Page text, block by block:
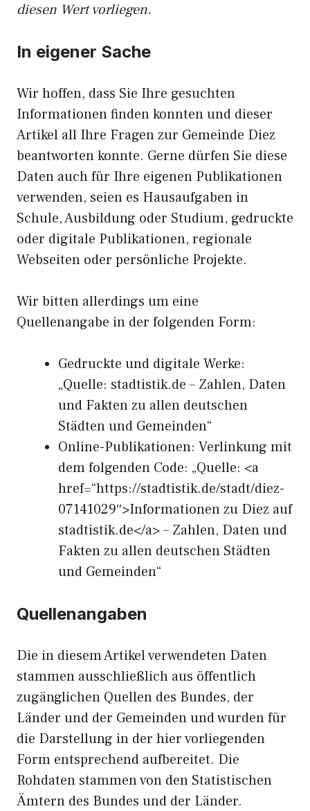
diesen Wert vorliegen.
In eigener Sache
Wir hoffen, dass Sie Ihre gesuchten
Informationen finden konnten und dieser
Artikel all Ihre Fragen zur Gemeinde Diez
beantworten konnte. Gerne dürfen Sie diese
Daten auch für Ihre eigenen Publikationen
verwenden, seien es Hausaufgaben in
Schule, Ausbildung oder Studium, gedruckte
oder digitale Publikationen, regionale
Webseiten oder persönliche Projekte.
Wir bitten allerdings um eine
Quellenangabe in der folgenden Form:
Gedruckte und digitale Werke:
„Quelle: stadtistik.de – Zahlen, Daten
und Fakten zu allen deutschen
Städten und Gemeinden“
Online-Publikationen: Verlinkung mit
dem folgenden Code: „Quelle: <a
href=“https://stadtistik.de/stadt/diez-
07141029″>Informationen zu Diez auf
stadtistik.de</a> – Zahlen, Daten und
Fakten zu allen deutschen Städten
und Gemeinden“
Quellenangaben
Die in diesem Artikel verwendeten Daten
stammen ausschließlich aus öffentlich
zugänglichen Quellen des Bundes, der
Länder und der Gemeinden und wurden für
die Darstellung in der hier vorliegenden
Form entsprechend aufbereitet. Die
Rohdaten stammen von den Statistischen
Ämtern des Bundes und der Länder.